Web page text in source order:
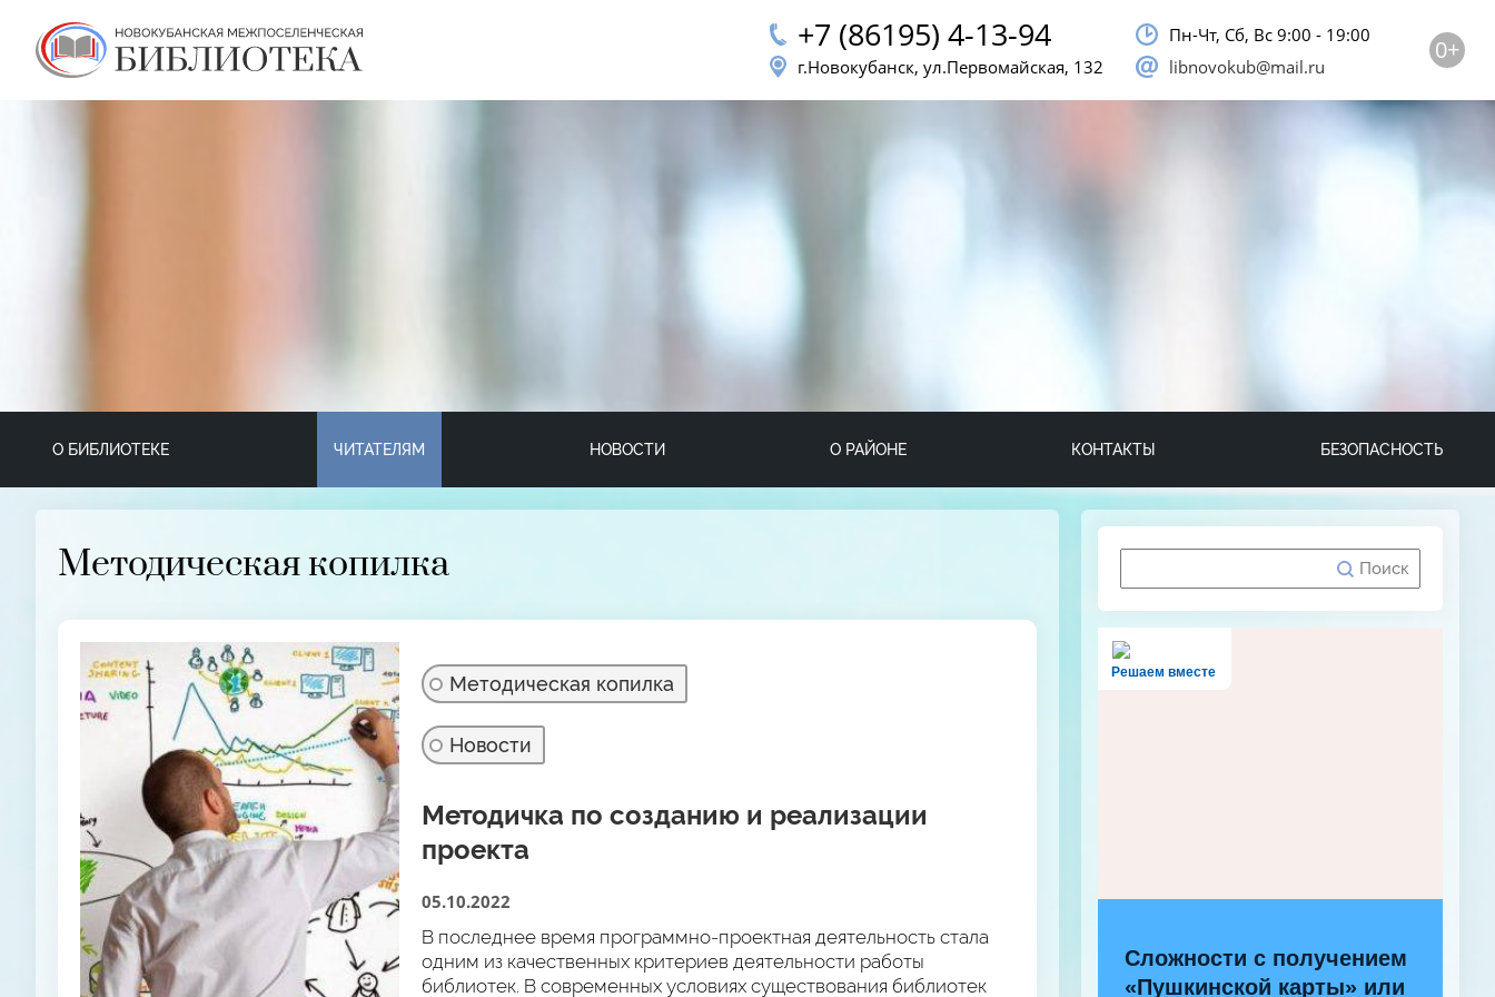
0+
+7 (86195) 4-13-94
г.Новокубанск, ул.Первомайская, 132
Пн-Чт, Сб, Bc 9:00 - 19:00
libnovokub@mail.ru
О БИБЛИОТЕКЕ ЧИТАТЕЛЯМ НОВОСТИ О РАЙОНЕ КОНТАКТЫ БЕЗОПАСНОСТЬ
Методическая копилка
Методическая копилка
Новости
Методичка по созданию и реализации
проекта
05.10.2022
В последнее время программно-проектная деятельность стала
одним из качественных критериев деятельности работы
библиотек. В современных условиях существования библиотек
Решаем вместе
Сложности с получением
«Пушкинской карты» или